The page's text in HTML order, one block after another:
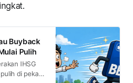
Buyback
Pulih
IHSG
di pekan